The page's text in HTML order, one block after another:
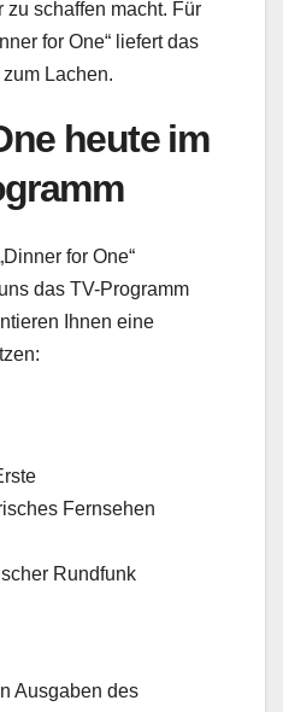
zu schaffen macht. Für
for One“ liefert das
Lachen.
heute im
for One“
das TV-Programm
Ihnen eine
Fernsehen
Rundfunk
Ausgaben des